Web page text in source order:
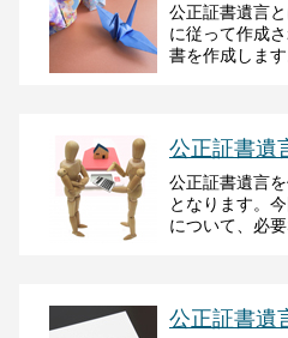
公正証書遺言
に従って作成
書を作成しま
公正証書遺
公正証書遺言
となります。
について、必
公正証書遺